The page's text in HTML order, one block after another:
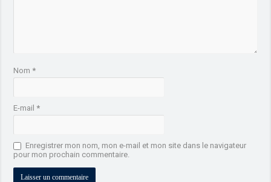
Nom*
E-mail*
Enregistrer mon nom, mon e-mail et mon site dans le navigateur
pour mon prochain commentaire.